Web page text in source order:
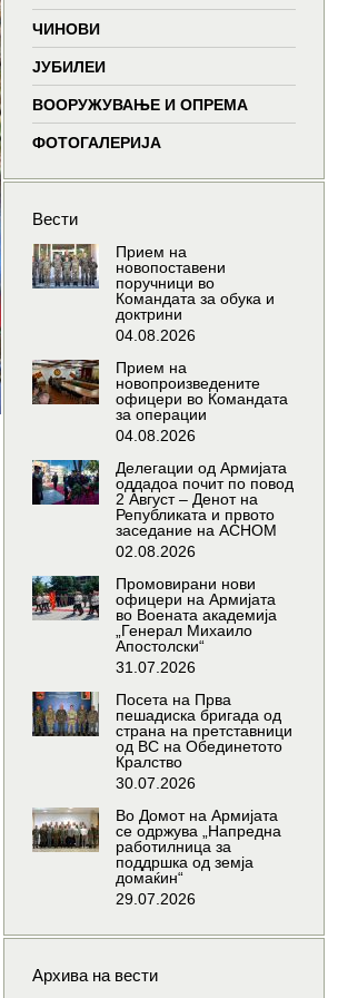
windowwindowwindow
ЧИНОВИ
ЈУБИЛЕИ
ВООРУЖУВАЊЕ И ОПРЕМА
ФОТОГАЛЕРИЈА
Вести
Прием на
новопоставени
поручници во
Командата за обука и
доктрини
04.08.2026
Прием на
новопроизведените
офицери во Командата
за операции
04.08.2026
Делегации од Армијата
оддадоа почит по повод
2 Август – Денот на
Републиката и првото
заседание на АСНОМ
02.08.2026
Промовирани нови
офицери на Армијата
во Воената академија
„Генерал Михаило
Апостолски“
31.07.2026
Посета на Прва
пешадиска бригада од
страна на претставници
од ВС на Обединетото
Кралство
30.07.2026
Во Домот на Армијата
се одржува „Напредна
работилница за
поддршка од земја
домаќин“
29.07.2026
Архива на вести